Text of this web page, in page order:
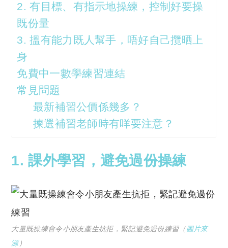
2. 有目標、有指示地操練，控制好要操
既份量
3. 搵有能力既人幫手，唔好自己攬晒上
身
免費中一數學練習連結
常見問題
最新補習公價係幾多？
揀選補習老師時有咩要注意？
1. 課外學習，避免過份操練
大量既操練會令小朋友產生抗拒，緊記避免過份練習（圖片來
源）